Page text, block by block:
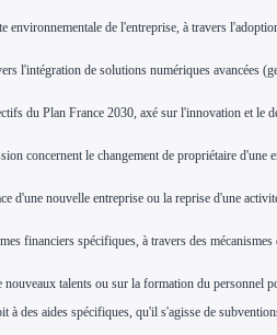
Tous les financeurs
des idées de dépenses éligibles
Aides Région Auvergne-Rhône-Alpes
Aides Région Bourgogne-Franche-Comté
Aides Région Centre-Val de Loire
Aides Région Corse
Aides Région Hauts-de-France
Aides Région Normandie
Aides Région Occitanie
environnementale de l'entreprise, à travers
l'intégration de solutions numériques avancées
du Plan France 2030, axé sur l'innovation et le
concernent le changement de propriétaire
d'une nouvelle entreprise ou la reprise d'une
financiers spécifiques, à travers des
talents ou sur la formation du personnel
à des aides spécifiques, qu'il s'agisse de